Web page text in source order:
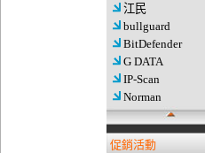
江民
bullguard
BitDefender
G DATA
IP-Scan
Norman
促銷活動